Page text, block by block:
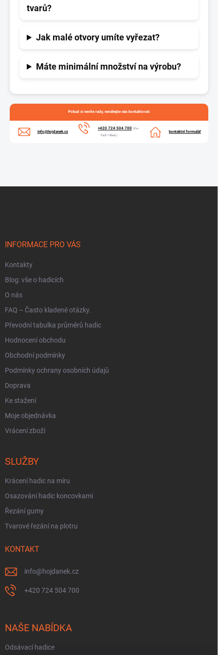
tvarů?
Jak malé otvory umíte vyřezat?
Máte minimální množství na výrobu?
Pokud si nevíte rady, neváhejte nás kontaktovat:
info@hojdanek.cz
+420 724 504 700 (Po–
Pá 8–15hod.)
kontaktní formulář
INFORMACE PRO VÁS
Kontakty
Blog: vše o hadicích
O nás
FAQ – Často kladené otázky.
Převodní tabulka průměrů hadic
Hodnocení obchodu
Obchodní podmínky
Podmínky ochrany osobních údajů
Doprava
Ke stažení
Moje objednávka
Vrácení zboží
SLUŽBY
Krácení hadic na míru
Osazování hadic koncovkami
Řezání gumy
Tvarové řezání na plotru
KONTAKT
info@hojdanek.cz
+420 724 504 700
NAŠE NABÍDKA
Odsávací hadice